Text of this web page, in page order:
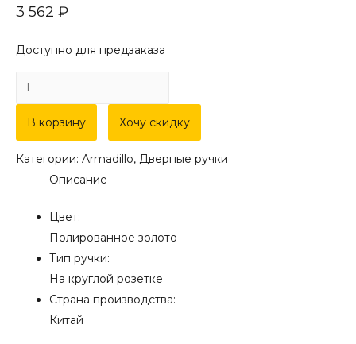
3 562 ₽
Доступно для предзаказа
В корзину Хочу скидку
Категории: Armadillo, Дверные ручки
Описание
Цвет:
Полированное золото
Тип ручки:
На круглой розетке
Страна производства:
Китай